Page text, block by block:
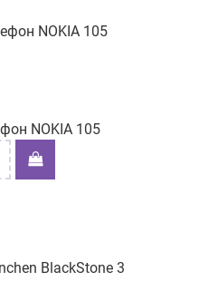
NOKIA 105